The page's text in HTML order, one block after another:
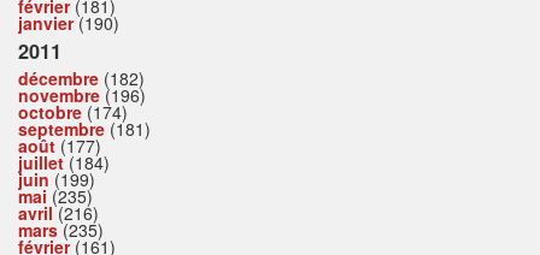
février(181)
janvier(190)
2011
décembre (182)
novembre (196)
octobre (174)
septembre (181)
août (177)
juillet(184)
juin (199)
mai (235)
avril(216)
mars(235)
février(161)